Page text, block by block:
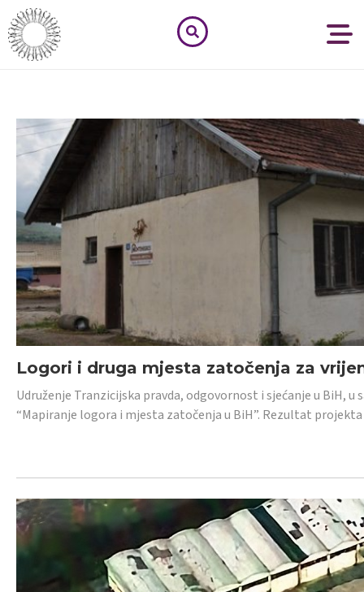
Logori i druga mjesta zatočenja za
Udruženje Tranzicijska pravda, odgovornost i sjećanje u BiH,
“Mapiranje logora i mjesta zatočenja u BiH”. Rezultat